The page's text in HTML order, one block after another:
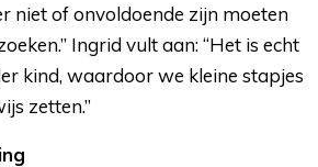
niet of onvoldoende zijn moeten
Ingrid vult aan: “Het is echt
kind, waardoor we kleine stapjes
zetten.”